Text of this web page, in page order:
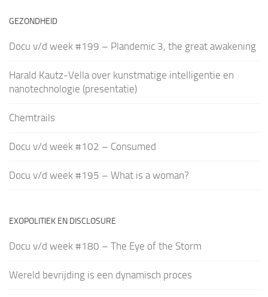
GEZONDHEID
Docu v/d week #199 – Plandemic 3, the great awakening
Harald Kautz-Vella over kunstmatige intelligentie en
nanotechnologie (presentatie)
Chemtrails
Docu v/d week #102 – Consumed
Docu v/d week #195 – What is a woman?
EXOPOLITIEK EN DISCLOSURE
Docu v/d week #180 – The Eye of the Storm
Wereld bevrijding is een dynamisch proces